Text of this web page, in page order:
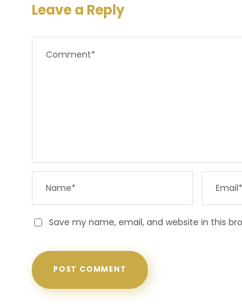
Leave a Reply
Save my name, email, and website in this